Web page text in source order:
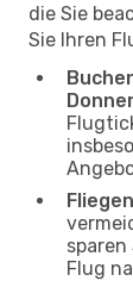
die Sie
Sie Ihren
Flug